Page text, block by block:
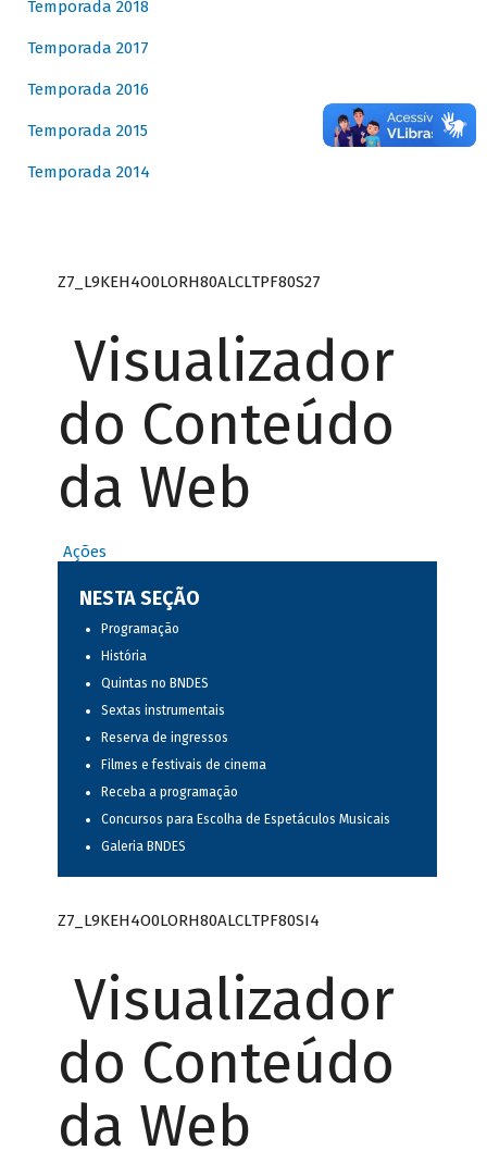
Temporada 2018
Temporada 2017
Temporada 2016
Temporada 2015
Temporada 2014
Z7_L9KEH4O0LORH80ALCLTPF80S27
Visualizador
do Conteúdo
da Web
Ações
NESTA SEÇÃO
Programação
História
Quintas no BNDES
Sextas instrumentais
Reserva de ingressos
Filmes e festivais de cinema
Receba a programação
Concursos para Escolha de Espetáculos Musicais
Galeria BNDES
Z7_L9KEH4O0LORH80ALCLTPF80SI4
Visualizador
do Conteúdo
da Web